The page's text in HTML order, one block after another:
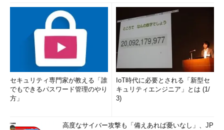
セキュリティ専門家が教える「誰
でもできるパスワード管理のやり
方」
IoT時代に必要とされる「新型セ
キュリティエンジニア」とは (1/
3)
高度なサイバー攻撃も「備えあれば憂いなし」、JP